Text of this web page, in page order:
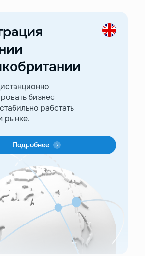
бизнес
работать
рынке.
Подробнее